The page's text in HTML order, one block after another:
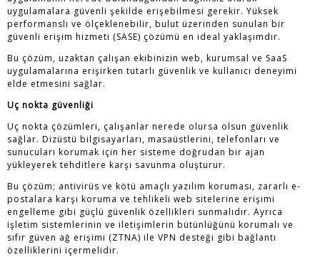
uygulamalara güvenli şekilde erişebilmesi gerekir. Yüksek
performanslı ve ölçeklenebilir, bulut üzerinden sunulan bir
güvenli erişim hizmeti (SASE) çözümü en ideal yaklaşımdır.
Bu çözüm, uzaktan çalışan ekibinizin web, kurumsal ve SaaS
uygulamalarına erişirken tutarlı güvenlik ve kullanıcı deneyimi
elde etmesini sağlar.
Uç nokta güvenliği
Uç nokta çözümleri, çalışanlar nerede olursa olsun güvenlik
sağlar. Dizüstü bilgisayarları, masaüstlerini, telefonları ve
sunucuları korumak için her sisteme doğrudan bir ajan
yükleyerek tehditlere karşı savunma oluşturur.
Bu çözüm; antivirüs ve kötü amaçlı yazılım koruması, zararlı e-
postalara karşı koruma ve tehlikeli web sitelerine erişimi
engelleme gibi güçlü güvenlik özellikleri sunmalıdır. Ayrıca
işletim sistemlerinin ve iletişimlerin bütünlüğünü korumalı ve
sıfır güven ağ erişimi (ZTNA) ile VPN desteği gibi bağlantı
özelliklerini içermelidir.